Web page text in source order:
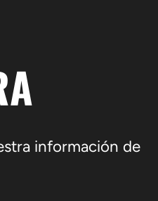
información de